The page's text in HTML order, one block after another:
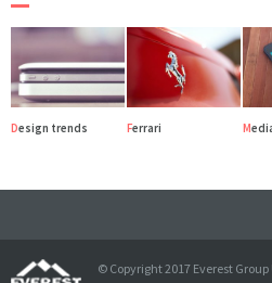
Design trends Ferrari
© Copyright 2017 Everest Group